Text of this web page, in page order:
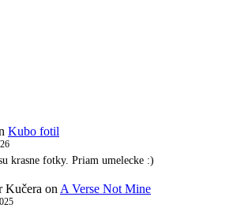
Kubo fotil
krasne fotky. Priam umelecke :)
Kučera on A Verse Not Mine